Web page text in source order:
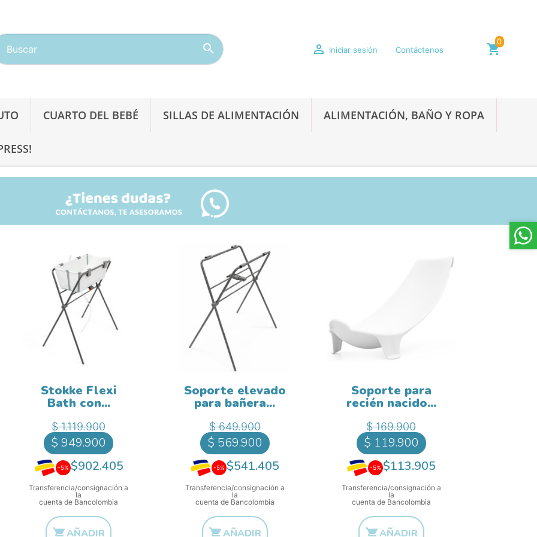
  Iniciar sesión Contáctenos shopping_cart
0
CUARTO DEL BEBÉ SILLAS DE ALIMENTACIÓN ALIMENTACIÓN, BAÑO Y ROPA
Stokke Flexi
Bath con...
Precio base
$ 1.119.900
$ 949.900
-5% $902.405
Transferencia/consignación a
la
cuenta de Bancolombia
AÑADIR
Soporte elevado
para bañera...
Precio base
$ 649.900Precio
$ 569.900
-5% $541.405
Transferencia/consignación a
la
cuenta de Bancolombia
AÑADIR
Soporte para
recién nacido...
Precio base
$ 169.900
$ 119.900
-5% $113.905
Transferencia/consignación a
la
cuenta de Bancolombia
AÑADIR